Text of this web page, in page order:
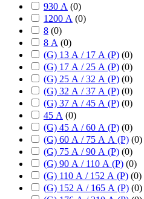
930 А (0)
1200 А (0)
8 (0)
8 А (0)
(G) 13 А / 17 А (P) (0)
(G) 17 А / 25 А (P) (0)
(G) 25 А / 32 А (P) (0)
(G) 32 А / 37 А (P) (0)
(G) 37 А / 45 А (P) (0)
45 А (0)
(G) 45 А / 60 А (P) (0)
(G) 60 А / 75 А А (P) (0)
(G) 75 А / 90 А (P) (0)
(G) 90 А / 110 А (P) (0)
(G) 110 А / 152 А (P) (0)
(G) 152 А / 165 А (P) (0)